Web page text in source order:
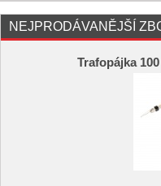
NEJPRODÁVANĚJŠÍ
Trafopájka